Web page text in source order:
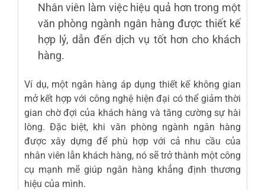
Nhân viên làm việc hiệu quả hơn trong một
văn phòng ngành ngân hàng được thiết kế
hợp lý, dẫn đến dịch vụ tốt hơn cho khách
hàng.
Ví dụ, một ngân hàng áp dụng thiết kế không gian
mở kết hợp với công nghệ hiện đại có thể giảm thời
gian chờ đợi của khách hàng và tăng cường sự hài
lòng. Đặc biệt, khi văn phòng ngành ngân hàng
được xây dựng để phù hợp với cả nhu cầu của
nhân viên lẫn khách hàng, nó sẽ trở thành một công
cụ mạnh mẽ giúp ngân hàng khẳng định thương
hiệu của mình.